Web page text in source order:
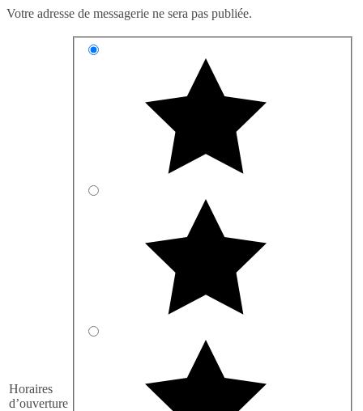
Votre adresse de messagerie ne sera pas publiée.
Horaires
d’ouverture